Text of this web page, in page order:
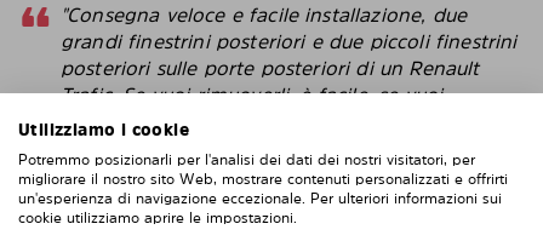
"Consegna veloce e facile installazione, due
grandi finestrini posteriori e due piccoli finestrini
posteriori sulle porte posteriori di un Renault
Trafic. Se vuoi rimuoverli, è facile, se vuoi
rimontarli, altrettanto facile. Difficile da fallisce
con l'installazione. Penso che questi sembrino
più intelligenti delle pellicole protettive che
attacchi direttamente alla finestra. "
Utilizziamo i cookie
Potremmo posizionarli per l'analisi dei dati dei nostri visitatori, per
migliorare il nostro sito Web, mostrare contenuti personalizzati e offrirti
un'esperienza di navigazione eccezionale. Per ulteriori informazioni sui
cookie utilizziamo aprire le impostazioni.